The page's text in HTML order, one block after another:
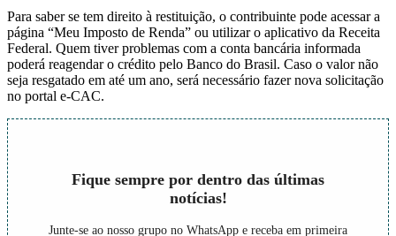
Para saber se tem direito à restituição, o contribuinte pode acessar a
página “Meu Imposto de Renda” ou utilizar o aplicativo da Receita
Federal. Quem tiver problemas com a conta bancária informada
poderá reagendar o crédito pelo Banco do Brasil. Caso o valor não
seja resgatado em até um ano, será necessário fazer nova solicitação
no portal e-CAC.
Fique sempre por dentro das últimas
notícias!
Junte-se ao nosso grupo no WhatsApp e receba em primeira